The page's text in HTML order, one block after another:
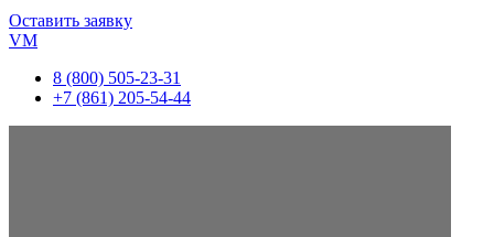
Оставить заявку
VM
8 (800) 505-23-31
+7 (861) 205-54-44